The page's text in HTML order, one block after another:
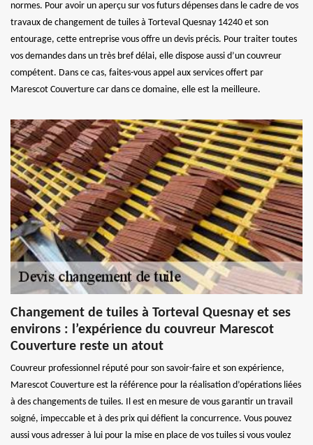
normes. Pour avoir un aperçu sur vos futurs dépenses dans le cadre de vos
travaux de changement de tuiles à Torteval Quesnay 14240 et son
entourage, cette entreprise vous offre un devis précis. Pour traiter toutes
vos demandes dans un très bref délai, elle dispose aussi d’un couvreur
compétent. Dans ce cas, faites-vous appel aux services offert par
Marescot Couverture car dans ce domaine, elle est la meilleure.
Changement de tuiles à Torteval Quesnay et ses
environs : l’expérience du couvreur Marescot
Couverture reste un atout
Couvreur professionnel réputé pour son savoir-faire et son expérience,
Marescot Couverture est la référence pour la réalisation d’opérations liées
à des changements de tuiles. Il est en mesure de vous garantir un travail
soigné, impeccable et à des prix qui défient la concurrence. Vous pouvez
aussi vous adresser à lui pour la mise en place de vos tuiles si vous voulez